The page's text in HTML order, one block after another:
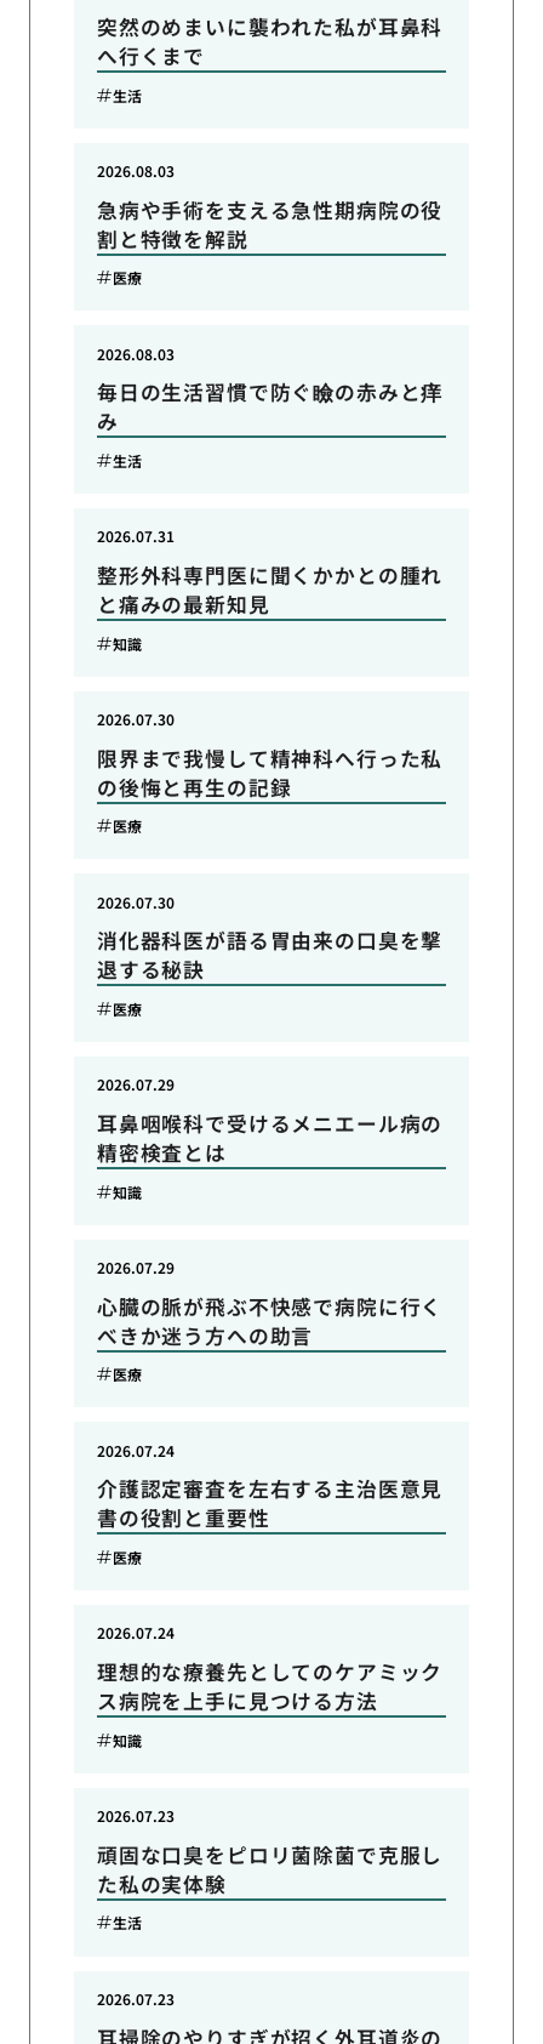
突然のめまいに襲われた私が耳鼻科
へ行くまで
生活
急病や手術を支える急性期病院の役
割と特徴を解説
2026.08.03
医療
毎日の生活習慣で防ぐ瞼の赤みと痒
み
2026.08.03
生活
整形外科専門医に聞くかかとの腫れ
と痛みの最新知見
2026.07.31
知識
限界まで我慢して精神科へ行った私
の後悔と再生の記録
2026.07.30
医療
消化器科医が語る胃由来の口臭を撃
退する秘訣
2026.07.30
医療
耳鼻咽喉科で受けるメニエール病の
精密検査とは
2026.07.29
知識
心臓の脈が飛ぶ不快感で病院に行く
べきか迷う方への助言
2026.07.29
医療
介護認定審査を左右する主治医意見
書の役割と重要性
2026.07.24
医療
理想的な療養先としてのケアミック
ス病院を上手に見つける方法
2026.07.24
知識
頑固な口臭をピロリ菌除菌で克服し
た私の実体験
2026.07.23
生活
耳掃除のやりすぎが招く外耳道炎の
2026.07.23